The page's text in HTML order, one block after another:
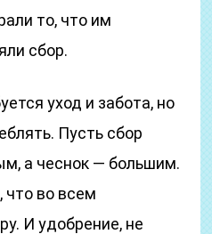
то, что им
сбор.
уход и забота, но
Пусть сбор
а чеснок — большим.
что во всем
И удобрение, не